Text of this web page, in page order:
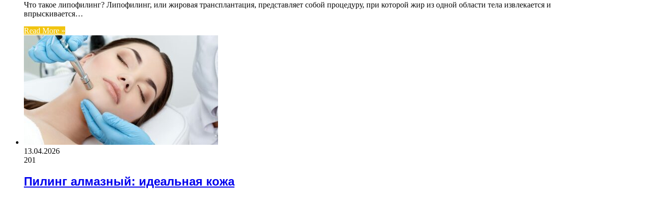
Что такое липофилинг? Липофилинг, или жировая трансплантация, представляет собой процедуру, при которой жир из одной области тела извлекается и
впрыскивается…
Read More »
13.04.2026
201
Пилинг алмазный: идеальная кожа